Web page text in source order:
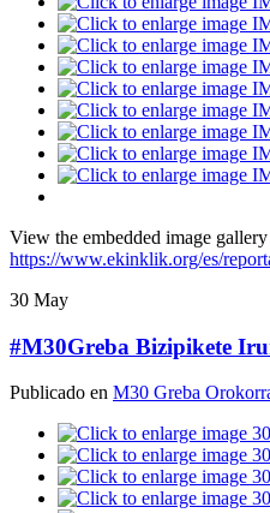
View the embedded image
https://www.ekinklik.org/es/
30 May
#M30Greba Bizipikete
Publicado en M30 Greba